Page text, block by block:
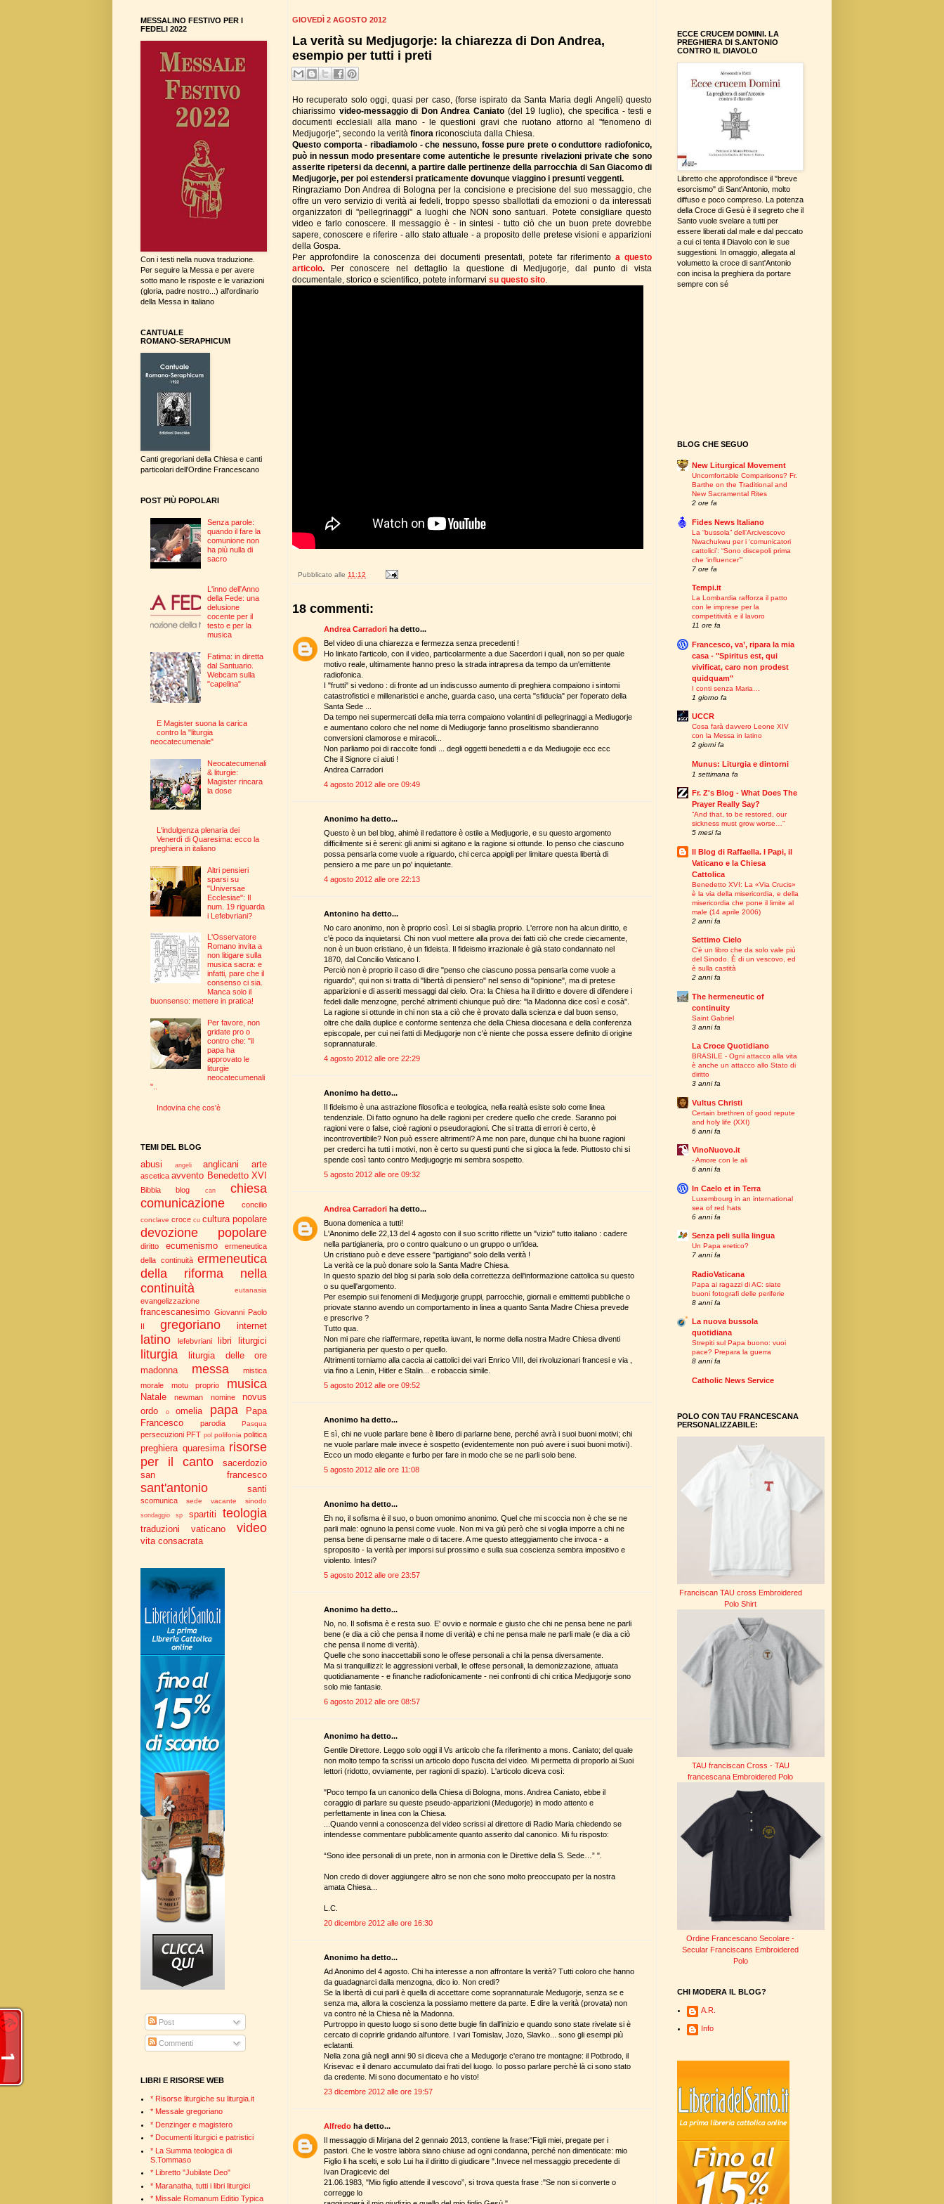
GIOVEDÌ 2 AGOSTO 2012
La verità su Medjugorje: la chiarezza di Don Andrea,
esempio per tutti i preti
Ho recuperato solo oggi, quasi per caso, (forse ispirato da Santa Maria degli Angeli) questo
chiarissimo video-messaggio di Don Andrea Caniato (del 19 luglio), che specifica - testi e
documenti ecclesiali alla mano - le questioni gravi che ruotano attorno al "fenomeno di
Medjugorje", secondo la verità finora riconosciuta dalla Chiesa.
Questo comporta - ribadiamolo - che nessuno, fosse pure prete o conduttore radiofonico,
può in nessun modo presentare come autentiche le presunte rivelazioni private che sono
asserite ripetersi da decenni, a partire dalle pertinenze della parrocchia di San Giacomo di
Medjugorje, per poi estendersi praticamente dovunque viaggino i presunti veggenti.
Ringraziamo Don Andrea di Bologna per la concisione e precisione del suo messaggio, che
offre un vero servizio di verità ai fedeli, troppo spesso sballottati da emozioni o da interessati
organizzatori di "pellegrinaggi" a luoghi che NON sono santuari. Potete consigliare questo
video e farlo conoscere. Il messaggio è - in sintesi - tutto ciò che un buon prete dovrebbe
sapere, conoscere e riferire - allo stato attuale - a proposito delle pretese visioni e apparizioni
della Gospa.
Per approfondire la conoscenza dei documenti presentati, potete far riferimento a questo
articolo. Per conoscere nel dettaglio la questione di Medjugorje, dal punto di vista
documentale, storico e scientifico, potete informarvi su questo sito
Pubblicato alle 11:12
18 commenti:
Andrea Carradori ha detto...
Bel video di una chiarezza e fermezza senza precedenti !
Ho linkato l'articolo, con il video, particolarmente a due Sacerdori i quali, non so per quale
motivo reale, ultimamente hanno preso la strada intrapresa da tempo da un'emittente
radiofonica.
I "frutti" si vedono : di fronte ad un indiscusso aumento di preghiera compaiono i sintomi
catastrofistici e millenaristici e anche, guarda caso, una certa "sfiducia" per l'operato della
Santa Sede ...
Da tempo nei supermercati della mia terra compaiono volantini di pellegrinaggi a Mediugorje
e aumentano coloro che nel nome di Mediugorje fanno proselitismo sbandieranno
conversioni clamorose e miracoli...
Non parliamo poi di raccolte fondi ... degli oggetti benedetti a e da Mediugojie ecc ecc
Che il Signore ci aiuti !
Andrea Carradori
4 agosto 2012 alle ore 09:49
Anonimo ha detto...
Questo è un bel blog, ahimè il redattore è ostile a Medjugorie, e su questo argomento
difficilmente si è sereni: gli animi si agitano e la ragione si ottunde. Io penso che ciascuno
possa pensarla come vuole a riguardo, chi cerca appigli per limitare questa libertà di
pensiero a me pare un po' inquietante.
4 agosto 2012 alle ore 22:13
Antonino ha detto...
No caro anonimo, non è proprio così. Lei si sbaglia proprio. L'errore non ha alcun diritto, e
c'è poco da inquietarsi. Chi non vuol mettere alla prova dei fatti ciò che crede ciecamente,
non è un buon cristiano, è un fideista. Il fideismo irrazionale è già stato condannato nel
1870, dal Concilio Vaticano I.
Perciò non è proprio il caso di dire "penso che ciascuno possa pensarla come vuole a
riguardo", qui non si tratta di "libertà di pensiero" nel senso di "opinione", ma di pretese
apparizioni e di asseriti messaggi dal cielo. Ora: la Chiesa ha il diritto e dovere di difendere i
fedeli dalle menzogne, perché altrimenti chiunque può dire: "la Madonna dice così e cosà".
La ragione si ottunde in chi non sta a ciò che è provato dalla scienza e dal buon senso,
oltre che dalla duplice e conforme sentenza che della Chiesa diocesana e della conferenza
episcopale, per cui nei fatti di Medjugorje non c'è niente che possa essere definito di origine
soprannaturale.
4 agosto 2012 alle ore 22:29
Anonimo ha detto...
Il fideismo è una astrazione filosofica e teologica, nella realtà esiste solo come linea
tendenziale. Di fatto ognuno ha delle ragioni per credere quello che crede. Saranno poi
ragioni vere o false, cioè ragioni o pseudoragioni. Che si tratta di errori è certo, è
incontrovertibile? Non può essere altrimenti? A me non pare, dunque chi ha buone ragioni
per crederci ha tutti i motivi, non è certo su questi punti che si gioca la fede. Piuttosto chi si
spende così tanto contro Medjugogrje mi sembra sospetto.
5 agosto 2012 alle ore 09:32
Andrea Carradori ha detto...
Buona domenica a tutti!
L'Anonimo delle 22,13 del 4 agosto con il suo scritto riflette un "vizio" tutto italiano : cadere
nella partigianeria, pro o contro qualcuno o un gruppo o un'idea.
Un cristiano può e deve essere "partigiano" solo della verità !
La verità ce la può donare solo la Santa Madre Chiesa.
In questo spazio del blog si parla solo della correttezza dell'informazione cattolica su questo
o su quell'argomento.
Per esempio sui fenomeni di Medjugorje gruppi, parrocchie, giornali e emittemti pubbliche o
priovate stanno avendo un comportamento in linea a quanto Santa Madre Chiesa prevede
e prescrive ?
Tutto qua.
Non mi pare che riaffermare, repetita iuvant, le norme della nostra Madre Chiesa diventi
partigianeria per questo o per quello.
Altrimenti torniamo alla caccia ai cattolici dei vari Enrico VIII, dei rivoluzionari francesi e via ,
via fino a Lenin, Hitler e Stalin... e robaccia simile.
5 agosto 2012 alle ore 09:52
Anonimo ha detto...
E sì, chi ne vuole parlare bene è libero di parlarne bene, perché avrà i suoi buoni motivi; chi
ne vuole parlare male invece è sospetto (evidentemente non può avere i suoi buoni motivi).
Ecco un modo elegante e furbo per fare in modo che se ne parli solo bene.
5 agosto 2012 alle ore 11:08
Anonimo ha detto...
Eh no, il sofisma è il suo, o buon omonimo anonimo. Quel che mi scoccia non è che se ne
parli male: ognuno la pensi come vuole. Non mi va giù però che si voglia imporre a chi ne
pensa bene di pensarne male o di tacere. A me questo atteggiamento che invoca - a
sproposito - la verità per imporsi sul prossimo e sulla sua coscienza sembra impositivo e
violento. Intesi?
5 agosto 2012 alle ore 23:57
Anonimo ha detto...
No, no. Il sofisma è e resta suo. E' ovvio e normale e giusto che chi ne pensa bene ne parli
bene (e dia a ciò che pensa il nome di verità) e chi ne pensa male ne parli male (e dia a ciò
che pensa il nome di verità).
Quelle che sono inaccettabili sono le offese personali a chi la pensa diversamente.
Ma si tranquillizzi: le aggressioni verbali, le offese personali, la demonizzazione, attuata
quotidianamente - e finanche radiofonicamente - nei confronti di chi critica Medjugorje sono
solo mie fantasie.
6 agosto 2012 alle ore 08:57
Anonimo ha detto...
Gentile Direttore. Leggo solo oggi il Vs articolo che fa riferimento a mons. Caniato; del quale
non molto tempo fa scrissi un articolo dopo l'uscita del video. Mi permetta di proporlo ai Suoi
lettori (ridotto, ovviamente, per ragioni di spazio). L'articolo diceva così:
"Poco tempo fa un canonico della Chiesa di Bologna, mons. Andrea Caniato, ebbe il
coraggio di parlare su queste pseudo-apparizioni (Medugorje) in modo attento e
perfettamente in linea con la Chiesa.
...Quando venni a conoscenza del video scrissi al direttore di Radio Maria chiedendo se
intendesse commentare pubblicamente quanto asserito dal canonico. Mi fu risposto:
“Sono idee personali di un prete, non in armonia con le Direttive della S. Sede…” ".
Non credo di dover aggiungere altro se non che sono molto preoccupato per la nostra
amata Chiesa...
L.C.
20 dicembre 2012 alle ore 16:30
Anonimo ha detto...
Ad Anonimo del 4 agosto. Chi ha interesse a non affrontare la verità? Tutti coloro che hanno
da guadagnarci dalla menzogna, dico io. Non credi?
Se la libertà di cui parli è quella di accettare come soprannaturale Medugorje, senza se e
senza ma, allora la coscienza la possiamo mettere da parte. E dire la verità (provata) non
va contro nè la Chiesa nè la Madonna.
Purtroppo in questo luogo si sono dette bugie fin dall'inizio e quando sono state rivelate si è
cercato di coprirle gridando all'untore. I vari Tomislav, Jozo, Slavko... sono gli esempi più
eclatanti.
Nella zona già negli anni 90 si diceva che a Medugorje c'erano tre montagne: il Potbrodo, il
Krisevac e il denaro accumulato dai frati del luogo. Io posso parlare perchè là ci sono stato
da credente. Mi sono documentato e ho visto!
23 dicembre 2012 alle ore 19:57
Alfredo ha detto...
Il messaggio di Mirjana del 2 gennaio 2013, contiene la frase:"Figli miei, pregate per i
pastori. Che le vostre labbra siano chiuse ad ogni condanna, perché non dimenticate: mio
Figlio li ha scelti, e solo Lui ha il diritto di giudicare ".Invece nel messaggio precedente di
Ivan Dragicevic del
21.06.1983, "Mio figlio attende il vescovo”, si trova questa frase :"Se non si converte o
corregge lo
MESSALINO FESTIVO PER I
FEDELI 2022
Con i testi nella nuova traduzione.
Per seguire la Messa e per avere
sotto mano le risposte e le variazioni
(gloria, padre nostro...) all'ordinario
della Messa in italiano
CANTUALE
ROMANO-SERAPHICUM
Canti gregoriani della Chiesa e canti
particolari dell'Ordine Francescano
POST PIÙ POPOLARI
Senza parole:
quando il fare la
comunione non
ha più nulla di
sacro
L'inno dell'Anno
della Fede: una
delusione
cocente per il
testo e per la
musica
Fatima: in diretta
dal Santuario.
Webcam sulla
"capelina"
E Magister suona la carica
contro la "liturgia
neocatecumenale"
Neocatecumenali
& liturgie:
Magister rincara
la dose
L'indulgenza plenaria dei
Venerdì di Quaresima: ecco la
preghiera in italiano
Altri pensieri
sparsi su
"Universae
Ecclesiae": Il
num. 19 riguarda
i Lefebvriani?
L'Osservatore
Romano invita a
non litigare sulla
musica sacra: e
infatti, pare che il
consenso ci sia.
Manca solo il
buonsenso: mettere in pratica!
Per favore, non
gridate pro o
contro che: "il
papa ha
approvato le
liturgie
neocatecumenali
"..
Indovina che cos'è
TEMI DEL BLOG
abusi angeli anglicani arte
ascetica avvento Benedetto XVI
Bibbia blog can
chiesa
comunicazione
concilio
conclave croce cu cultura popolare
devozione popolare
diritto ecumenismo
ermeneutica
della continuità ermeneutica
della riforma nella
continuità
eutanasia
evangelizzazione
francescanesimo Giovanni Paolo
II
gregoriano internet
latino lefebvriani libri liturgici
liturgia
liturgia delle ore
madonna
messa
mistica
morale
motu proprio musica
Natale newman nomine
novus
ordo
o omelia papa
Papa
Francesco
parodia Pasqua
persecuzioni PFT pol polifonia politica
preghiera quaresima risorse
per il canto
sacerdozio
san francesco
sant'antonio santi
scomunica sede vacante sinodo
sondaggio sp spartiti teologia
traduzioni vaticano video
vita consacrata
Post
Commenti
LIBRI E RISORSE WEB
* Risorse liturgiche su liturgia.it
* Messale gregoriano
* Denzinger e magistero
* Documenti liturgici e patristici
* La Summa teologica di
S.Tommaso
* Libretto "Jubilate Deo"
* Maranatha, tutti i libri liturgici
* Missale Romanum Editio Typica
ECCE CRUCEM DOMINI. LA
PREGHIERA DI S.ANTONIO
CONTRO IL DIAVOLO
Libretto che approfondisce il "breve
esorcismo" di Sant'Antonio, molto
diffuso e poco compreso. La potenza
della Croce di Gesù è il segreto che il
Santo vuole svelare a tutti per
essere liberati dal male e dal peccato
a cui ci tenta il Diavolo con le sue
suggestioni. In omaggio, allegata al
volumetto la croce di sant'Antonio
con incisa la preghiera da portare
sempre con sé
BLOG CHE SEGUO
New Liturgical Movement
Uncomfortable Comparisons? Fr.
Barthe on the Traditional and
New Sacramental Rites
2 ore fa
Fides News Italiano
La “bussola” dell’Arcivescovo
Nwachukwu per i ‘comunicatori
cattolici’: “Sono discepoli prima
che ‘influencer’”
7 ore fa
Tempi.it
La Lombardia rafforza il patto
con le imprese per la
competitività e il lavoro
11 ore fa
Francesco, va’, ripara la mia
casa - "Spiritus est, qui
vivificat, caro non prodest
quidquam"
I conti senza Maria…
1 giorno fa
UCCR
Cosa farà davvero Leone XIV
con la Messa in latino
2 giorni fa
Munus: Liturgia e dintorni
1 settimana fa
Fr. Z's Blog - What Does The
Prayer Really Say?
“And that, to be restored, our
sickness must grow worse…”
5 mesi fa
Il Blog di Raffaella. I Papi, il
Vaticano e la Chiesa
Cattolica
Benedetto XVI: La «Via Crucis»
è la via della misericordia, e della
misericordia che pone il limite al
male (14 aprile 2006)
2 anni fa
Settimo Cielo
C’è un libro che da solo vale più
del Sinodo. È di un vescovo, ed
è sulla castità
2 anni fa
The hermeneutic of
continuity
Saint Gabriel
3 anni fa
La Croce Quotidiano
BRASILE - Ogni attacco alla vita
è anche un attacco allo Stato di
diritto
3 anni fa
Vultus Christi
Certain brethren of good repute
and holy life (XXI)
6 anni fa
VinoNuovo.it
- Amore con le ali
6 anni fa
In Caelo et in Terra
Luxembourg in an international
sea of red hats
6 anni fa
Senza peli sulla lingua
Un Papa eretico?
7 anni fa
RadioVaticana
Papa ai ragazzi di AC: siate
buoni fotografi delle periferie
8 anni fa
La nuova bussola
quotidiana
Strepiti sul Papa buono: vuoi
pace? Prepara la guerra
8 anni fa
Catholic News Service
POLO CON TAU FRANCESCANA
PERSONALIZZABILE:
Franciscan TAU cross Embroidered
Polo Shirt
TAU franciscan Cross - TAU
francescana Embroidered Polo
Ordine Francescano Secolare -
Secular Franciscans Embroidered
Polo
CHI MODERA IL BLOG?
A.R.
Info